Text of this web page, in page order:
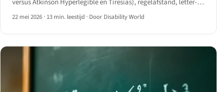
en woordspatiëring, alineaafstand en de onderschatte
22 mei 2026 · 13 min. leestijd · Door Disability World